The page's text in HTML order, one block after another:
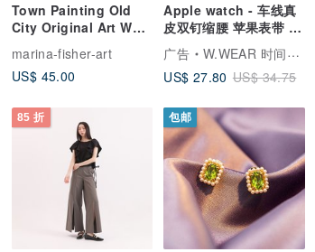
Town Painting Old
City Original Art Wall
Art Fairy Tale Artwork
Night Impasto
marina-fisher-art
US$ 45.00
Apple watch - 车线真
皮双钉缩腰 苹果表带 苹
果表带
广告
W.WEAR 时间穿搭
US$ 27.80 US$ 34.75
85 折 包邮